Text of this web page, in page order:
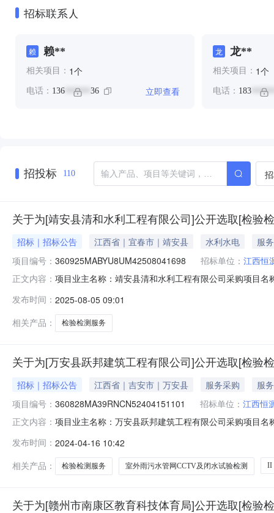
招标联系人
赖 赖**
相关项目： 1个
电话： 136 ****** 36 立即查看
龙 龙**
相关项目： 1个
电话： 183
招投标 110
关于为[靖安县清和水利工程有限公司]公开选取[检验
招标｜招标公告 江西省｜宜春市｜靖安县 水利水电
服务
项目编号： 360925MABYU8UM42508041698 招标单位： 江西恒
正文内容： 项目业主名称：靖安县清和水利工程有限公司采购项目
服务时限：项目所需完成金额说明：无服务内容：靖安
发布时间： 2025-08-05 09:01
相关产品：
检验检测服务
关于为[万安县跃邦建筑工程有限公司]公开选取[检验
招标｜招标公告 江西省｜吉安市｜万安县 服务采购
服务
项目编号： 360828MA39RNCN52404151101 招标单位： 江西恒
正文内容： 项目业主名称：万安县跃邦建筑工程有限公司采购项目
万安县工业园三区III期标准厂房及配套设施建设项目(一
发布时间： 2024-04-16 10:42
相关产品：
检验检测服务 室外雨污水管网CCTV及闭水试验检测 II
关于为[赣州市南康区教育科技体育局]公开选取[检验